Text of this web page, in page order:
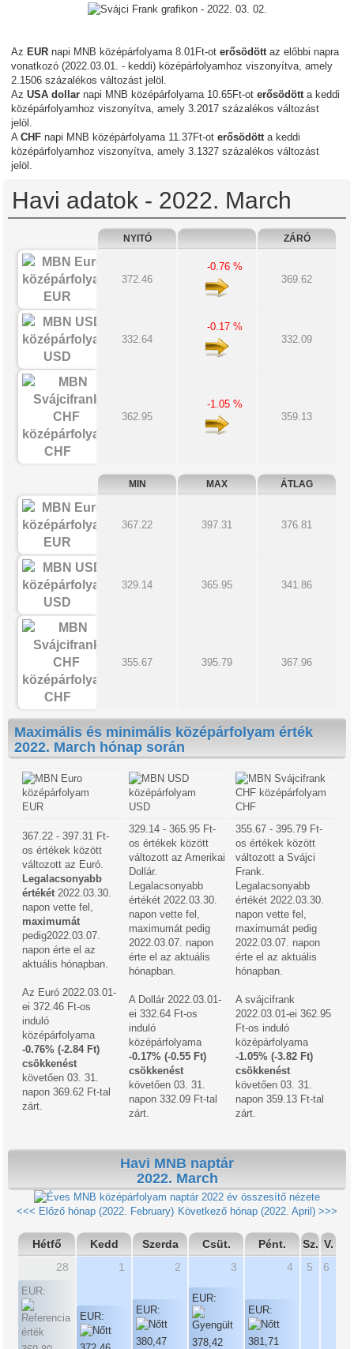
Az EUR napi MNB középárfolyama 8.01Ft-ot erősödött az előbbi napra
vonatkozó (2022.03.01. - keddi) középárfolyamhoz viszonyítva, amely
2.1506 százalékos változást jelöl.
Az USA dollar napi MNB középárfolyama 10.65Ft-ot erősödött a keddi
középárfolyamhoz viszonyítva, amely 3.2017 százalékos változást
jelöl.
A CHF napi MNB középárfolyama 11.37Ft-ot erősödött a keddi
középárfolyamhoz viszonyítva, amely 3.1327 százalékos változást
jelöl.
Havi adatok - 2022. March
NYITÓ ZÁRÓ
EUR
372.46
-0.76 %
369.62
USD
332.64
-0.17 %
332.09
CHF
362.95
-1.05 %
359.13
MIN MAX ÁTLAG
EUR
367.22 397.31 376.81
USD
329.14 365.95 341.86
CHF
355.67 395.79 367.96
Maximális és minimális középárfolyam érték
2022. March hónap során
EUR USD CHF
367.22 - 397.31 Ft-
os értékek között
változott az Euró.
Legalacsonyabb
értékét 2022.03.30.
napon vette fel,
maximumát
pedig2022.03.07.
napon érte el az
aktuális hónapban.
Az Euró 2022.03.01-
ei 372.46 Ft-os
induló
középárfolyama
-0.76% (-2.84 Ft)
csökkenést
követően 03. 31.
napon 369.62 Ft-tal
zárt.
329.14 - 365.95 Ft-
os értékek között
változott az Amerikai
Dollár.
Legalacsonyabb
értékét 2022.03.30.
napon vette fel,
maximumát pedig
2022.03.07. napon
érte el az aktuális
hónapban.
A Dollár 2022.03.01-
ei 332.64 Ft-os
induló
középárfolyama
-0.17% (-0.55 Ft)
csökkenést
követően 03. 31.
napon 332.09 Ft-tal
zárt.
355.67 - 395.79 Ft-
os értékek között
változott a Svájci
Frank.
Legalacsonyabb
értékét 2022.03.30.
napon vette fel,
maximumát pedig
2022.03.07. napon
érte el az aktuális
hónapban.
A svájcifrank
2022.03.01-ei 362.95
Ft-os induló
középárfolyama
-1.05% (-3.82 Ft)
csökkenést
követően 03. 31.
napon 359.13 Ft-tal
zárt.
Havi MNB naptár
2022. March
2022 év összesítő nézete
<<< Előző hónap (2022. February) Következő hónap (2022. April) >>>
Hétfő Kedd Szerda Csüt. Pént. Sz. V.
28
EUR:
1
EUR:
2
EUR:
380,47
3
EUR:
378,42
4
EUR:
381,71
5 6